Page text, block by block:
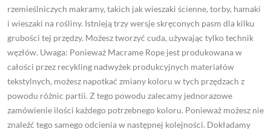
rzemieślniczych makramy, takich jak wieszaki ścienne, torby, hamaki
i wieszaki na rośliny. Istnieją trzy wersje skręconych pasm dla kilku
grubości tej przędzy. Możesz tworzyć cuda, używając tylko technik
węzłów. Uwaga: Ponieważ Macrame Rope jest produkowana w
całości przez recykling nadwyżek produkcyjnych materiałów
tekstylnych, możesz napotkać zmiany koloru w tych przędzach z
powodu różnic partii. Z tego powodu zalecamy jednorazowe
zamówienie ilości każdego potrzebnego koloru. Ponieważ możesz nie
znaleźć tego samego odcienia w następnej kolejności. Dokładamy